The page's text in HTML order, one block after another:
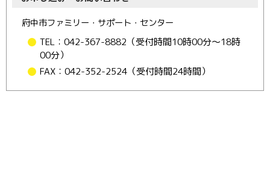
府中市ファミリー・サポート・センター
TEL：042-367-8882（受付時間10時00分～18時
00分）
FAX：042-352-2524（受付時間24時間）